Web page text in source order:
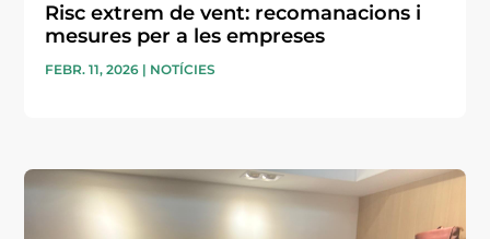
Risc extrem de vent: recomanacions i
mesures per a les empreses
FEBR. 11, 2026 | NOTÍCIES